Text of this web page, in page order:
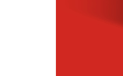
불복 : 세금 많이
세금 포인트로 세